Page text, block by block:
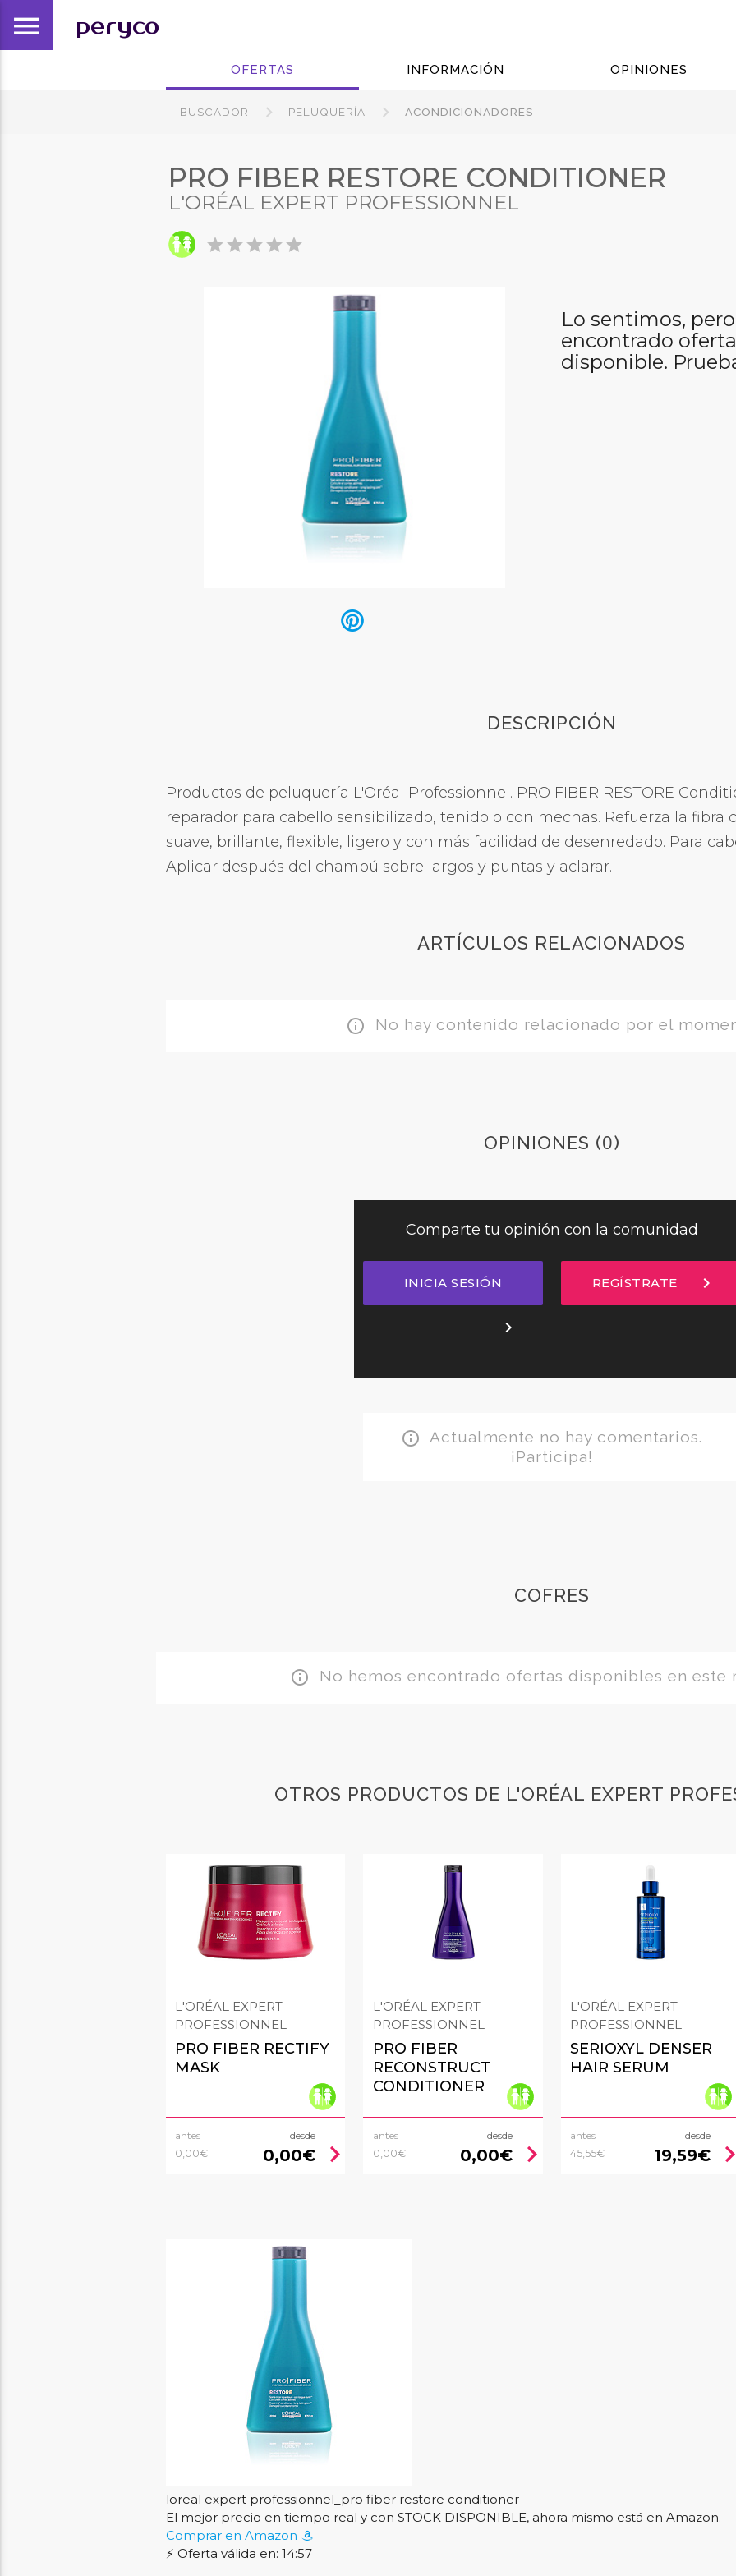
menu peryco
OFERTAS INFORMACIÓN OPINIONES
BUSCADOR PELUQUERÍA ACONDICIONADORES
PRO FIBER RESTORE CONDITIONER
L'ORÉAL EXPERT PROFESSIONNEL
starstarstarstarstar
Lo sentimos,
encontrado
disponible.
DESCRIPCIÓN
Productos de peluquería L'Oréal Professionnel. PRO FIBER RESTORE
reparador para cabello sensibilizado, teñido o con mechas. Refuerza la fibra
suave, brillante, flexible, ligero y con más facilidad de desenredado. Para
Aplicar después del champú sobre largos y puntas y aclarar.
ARTÍCULOS RELACIONADOS
info_outline No hay contenido relacionado por el
OPINIONES (0)
Comparte tu opinión con la comunidad
INICIA SESIÓN
chevron_right
REGÍSTRATE chevron_right
info_outline
Actualmente no hay comentarios.
¡Participa!
COFRES
info_outline No hemos encontrado ofertas disponibles en este
OTROS PRODUCTOS DE L'ORÉAL EXPERT
L'ORÉAL EXPERT
PROFESSIONNEL
PRO FIBER RECTIFY
MASK
antes
0,00€
desde
0,00€ chevron_right
L'ORÉAL EXPERT
PROFESSIONNEL
PRO FIBER
RECONSTRUCT
CONDITIONER
antes
0,00€
desde
0,00€ chevron_right
L'ORÉAL EXPERT
PROFESSIONNEL
SERIOXYL DENSER
HAIR SERUM
antes
45,55€
desde
19,59€ chevron_right
loreal expert professionnel_pro fiber restore conditioner
El mejor precio en tiempo real y con STOCK DISPONIBLE, ahora mismo está en Amazon.
Comprar en Amazon
⚡ Oferta válida en: 14:56